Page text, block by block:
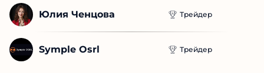
Юлия Ченцова Трейдер
Symple Osrl Трейдер